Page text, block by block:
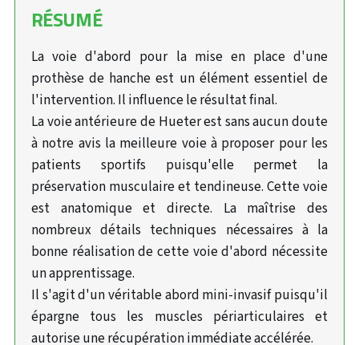
RÉSUMÉ
La voie d'abord pour la mise en place d'une
prothèse de hanche est un élément essentiel de
l'intervention. Il influence le résultat final.
La voie antérieure de Hueter est sans aucun doute
à notre avis la meilleure voie à proposer pour les
patients sportifs puisqu'elle permet la
préservation musculaire et tendineuse. Cette voie
est anatomique et directe. La maîtrise des
nombreux détails techniques nécessaires à la
bonne réalisation de cette voie d'abord nécessite
un apprentissage.
Il s'agit d'un véritable abord mini-invasif puisqu'il
épargne tous les muscles périarticulaires et
autorise une récupération immédiate accélérée.